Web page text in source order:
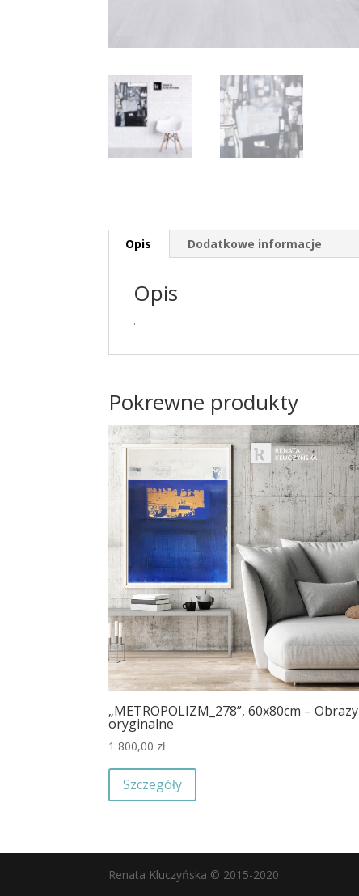
Opis Dodatkowe informacje
Opis
.
Pokrewne produkty
„METROPOLIZM_278”, 60x80cm – Obrazy
oryginalne
1 800,00 zł
Szczegóły
Renata Kluczyńska © 2015-2020